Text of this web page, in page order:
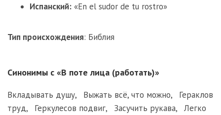
Испанский: «En el sudor de tu rostro»
Тип происхождения: Библия
Синонимы с «В поте лица (работать)»
Вкладывать душу, Выжать всё, что можно, Гераклов
труд, Геркулесов подвиг, Засучить рукава, Легко